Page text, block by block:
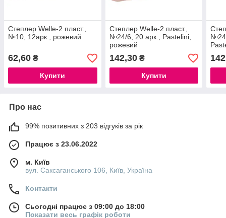
Степлер Welle-2 пласт.,
№10, 12арк., рожевий
62,60 ₴
Купити
Степлер Welle-2 пласт.,
№24/6, 20 арк., Pastelini,
рожевий
142,30₴
Купити
Про нас
99% позитивних з 203 відгуків за рік
Працює з 23.06.2022
м. Київ
вул. Саксаганського 106, Київ, Україна
Контакти
Сьогодні працює з 09:00 до 18:00
Показати весь графік роботи